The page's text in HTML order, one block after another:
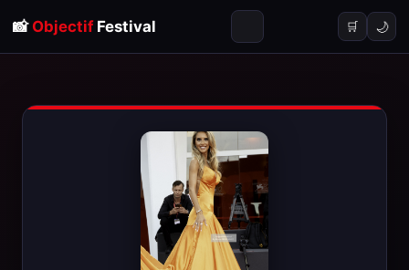
📸 ObjectifFestival 🛒 🌙